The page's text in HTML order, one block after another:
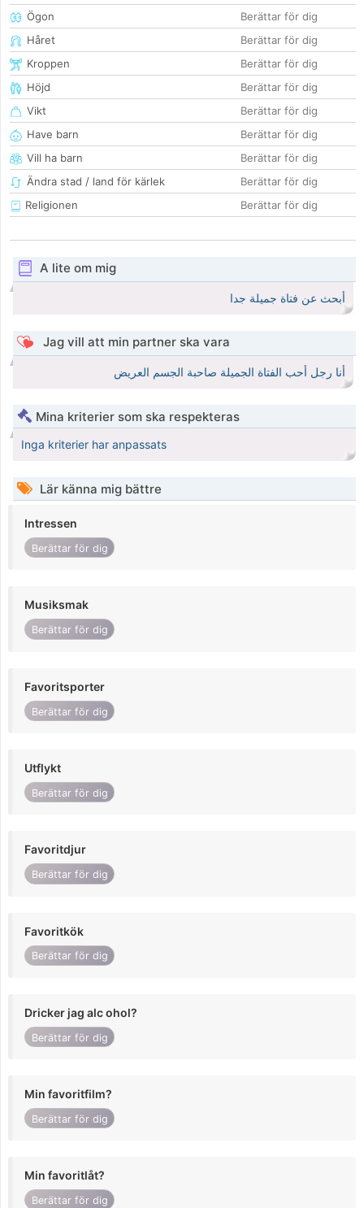
Ögon
Berättar för dig
Håret
Berättar för dig
Kroppen
Berättar för dig
Höjd
Berättar för dig
Vikt
Berättar för dig
Have barn
Berättar för dig
Vill ha barn
Berättar för dig
Ändra stad / land för kärlek
Berättar för dig
Religionen
Berättar för dig
A lite om mig
أبحث عن فتاة جميلة جدا
Jag vill att min partner ska vara
أنا رجل أحب الفتاة الجميلة صاحبة الجسم العريض
Mina kriterier som ska respekteras
Inga kriterier har anpassats
Lär känna mig bättre
Intressen
Berättar för dig
Musiksmak
Berättar för dig
Favoritsporter
Berättar för dig
Utflykt
Berättar för dig
Favoritdjur
Berättar för dig
Favoritkök
Berättar för dig
Dricker jag alc ohol?
Berättar för dig
Min favoritfilm?
Berättar för dig
Min favoritlåt?
Berättar för dig